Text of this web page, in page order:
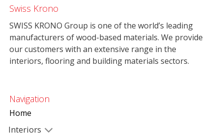
Swiss Krono
SWISS KRONO Group is one of the world’s leading
manufacturers of wood-based materials. We provide
our customers with an extensive range in the
interiors, flooring and building materials sectors.
Navigation
Home
Interiors